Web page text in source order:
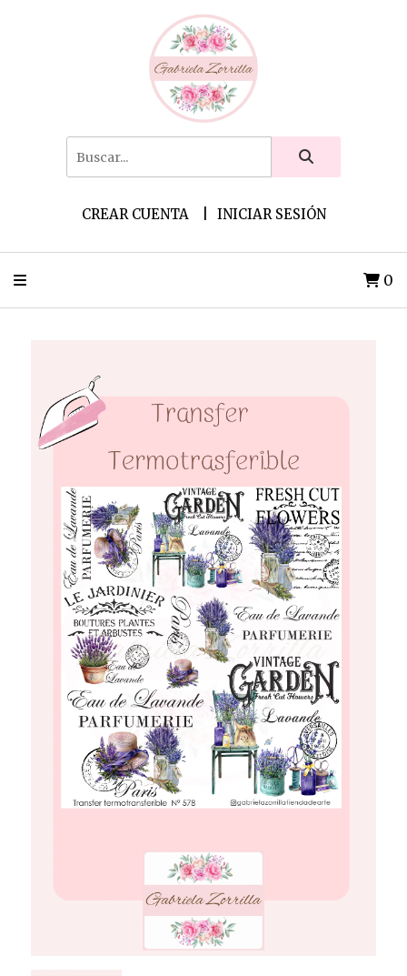
CREAR CUENTA INICIAR SESIÓN
0